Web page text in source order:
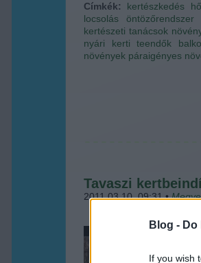
Blog -
If you wish
Címkék: kertészkedés
locsolás
öntözőrendszer
kertészeti tanácsok
nyári kerti teendők
növények páraigényes
Tavaszi
2011.03.10. 09:31•
Ha
és a